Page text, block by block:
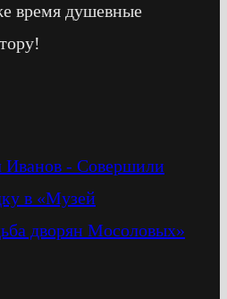
время душевные
Иванов - Cовершили
в «Музей
дворян Мосоловых»